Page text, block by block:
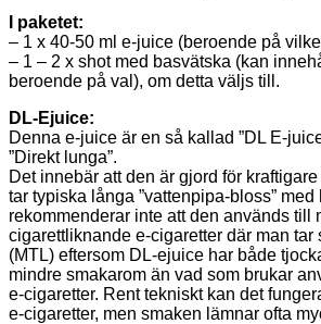
I paketet:
– 1 x 40-50 ml e-juice (beroende på
– 1 – 2 x shot med basvätska (kan
beroende på val), om detta väljs till.
DL-Ejuice:
Denna e-juice är en så kallad ”DL E-
”Direkt lunga”.
Det innebär att den är gjord för
tar typiska långa ”vattenpipa-bloss” med
rekommenderar inte att den används till
cigarettliknande e-cigaretter där man tar
(MTL) eftersom DL-ejuice har både
mindre smakarom än vad som brukar
e-cigaretter. Rent tekniskt kan det
e-cigaretter, men smaken lämnar ofta